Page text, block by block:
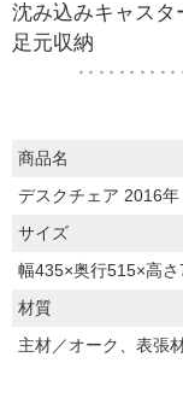
沈み込みキャスタ
足元収納
商品名
デスクチェア 2016
サイズ
幅435×奥行515×高
材質
主材／オーク、表張